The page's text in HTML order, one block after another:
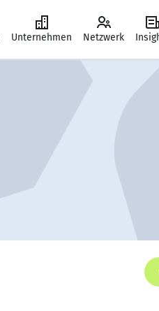
Unternehmen Netzwerk